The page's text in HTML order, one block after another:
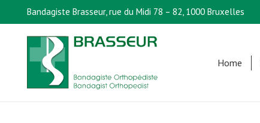
Bandagiste Brasseur, rue du Midi 78 – 82, 1000 Bruxelles
Home